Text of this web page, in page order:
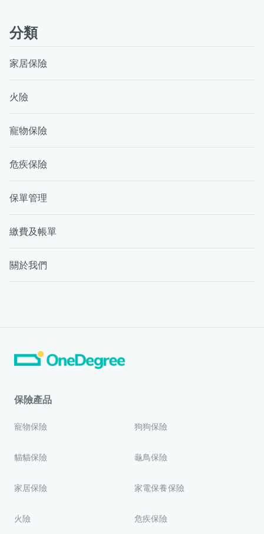
分類
家居保險
火險
寵物保險
危疾保險
保單管理
繳費及帳單
關於我們
保險產品
寵物保險 狗狗保險
貓貓保險 龜鳥保險
家居保險 家電保養保險
火險 危疾保險